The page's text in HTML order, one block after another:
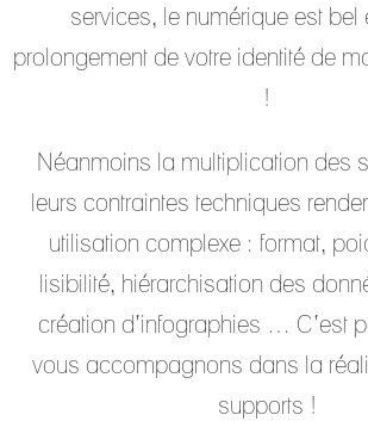
services, le numérique est bel
prolongement de votre identité de
!
Néanmoins la multiplication des
leurs contraintes techniques
utilisation complexe : format,
lisibilité, hiérarchisation des
création d’infographies … C’est
vous accompagnons dans la
supports !